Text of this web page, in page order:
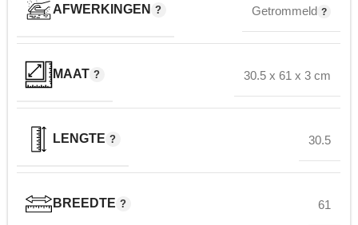
AFWERKINGEN Getrommeld
MAAT 30.5 x 61 x 3 cm
LENGTE 30.5
BREEDTE 61